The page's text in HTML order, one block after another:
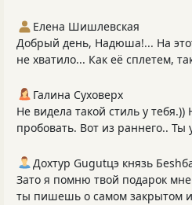
Елена Шишлевская
Добрый день, Надюша!... На
не хватило... Как её сплетем,
Галина Суховерх
Не видела такой стиль у
пробовать. Вот из раннего..
Дохтур Gugutцэ князь
Зато я помню твой подарок
ты пишешь о самом закрытом